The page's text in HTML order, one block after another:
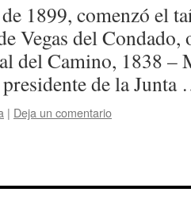
1899, comenzó el
Vegas del
del Camino, 1838 –
de la
| Deja un comentario